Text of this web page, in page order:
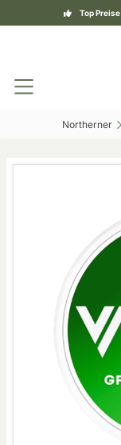
Top Preise
Northerner‎